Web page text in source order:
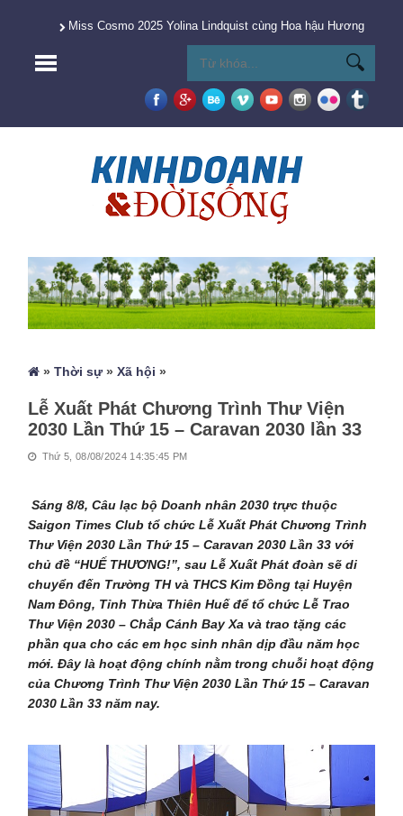
Miss Cosmo 2025 Yolina Lindquist cùng Hoa hậu Hương
»Thời sự»Xã hội »
Lễ Xuất Phát Chương Trình Thư Viện
2030 Lần Thứ 15 – Caravan 2030 lần 33
Thứ 5, 08/08/2024 14:35:45 PM
Sáng 8/8, Câu lạc bộ Doanh nhân 2030 trực thuộc
Saigon Times Club tổ chức Lễ Xuất Phát Chương Trình
Thư Viện 2030 Lần Thứ 15 – Caravan 2030 Lần 33 với
chủ đề “HUẾ THƯƠNG!”, sau Lễ Xuất Phát đoàn sẽ di
chuyển đến Trường TH và THCS Kim Đồng tại Huyện
Nam Đông, Tỉnh Thừa Thiên Huế để tổ chức Lễ Trao
Thư Viện 2030 – Chắp Cánh Bay Xa và trao tặng các
phần qua cho các em học sinh nhân dịp đầu năm học
mới. Đây là hoạt động chính nằm trong chuỗi hoạt động
của Chương Trình Thư Viện 2030 Lần Thứ 15 – Caravan
2030 Lần 33 năm nay.